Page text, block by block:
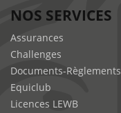
NOS SERVICES
Assurances
Challenges
Documents-Règlements
Equiclub
Licences LEWB